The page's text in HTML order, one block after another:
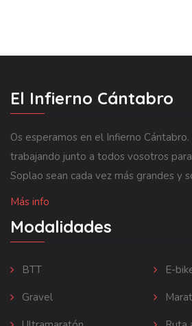
El Infierno Cántabro
Os esperamos en el Infierno
trabajando junto a todos vosotros
Soplao sean cada vez más grandes y
Más info
Modalidades
BTT
E-
Gravel